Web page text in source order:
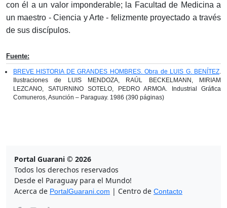
con él a un valor imponderable; la Facultad de Medicina a
un maestro - Ciencia y Arte - felizmente proyectado a través
de sus discípulos.
Fuente:
BREVE HISTORIA DE GRANDES HOMBRES. Obra de LUIS G. BENÍTEZ.
Ilustraciones de LUIS MENDOZA, RAÚL BECKELMANN, MIRIAM
LEZCANO, SATURNINO SOTELO, PEDRO ARMOA. Industrial Gráfica
Comuneros, Asunción – Paraguay. 1986 (390 páginas)
Portal Guarani © 2026
Todos los derechos reservados
Desde el Paraguay para el Mundo!
Acerca de PortalGuarani.com | Centro de Contacto